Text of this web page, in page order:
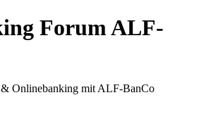
Forum ALF-
Onlinebanking mit ALF-BanCo